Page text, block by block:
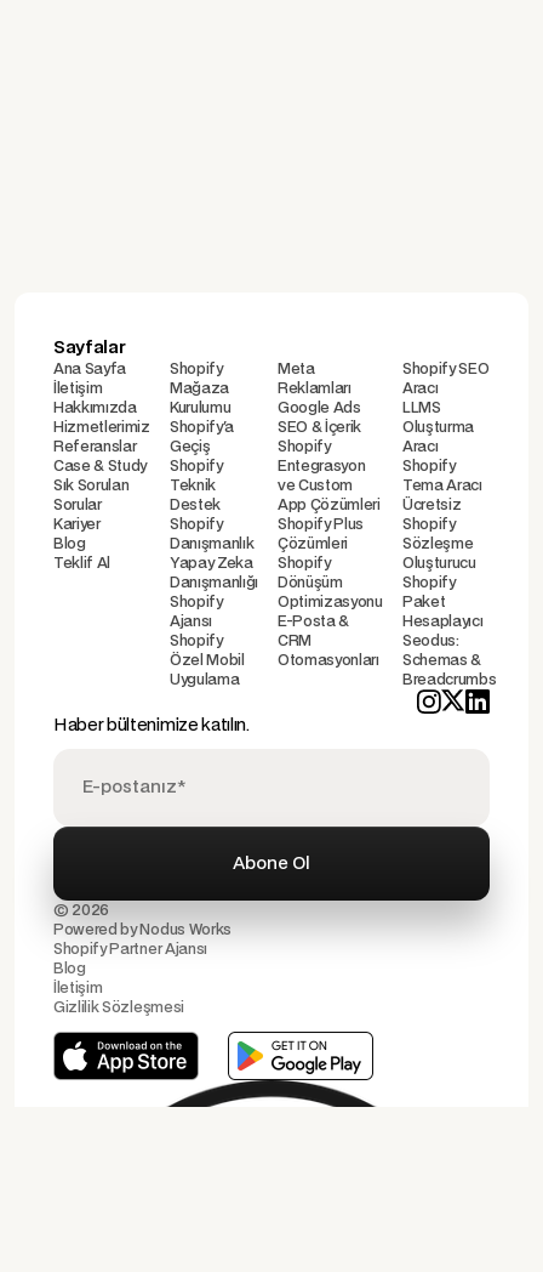
Sayfalar
Ana Sayfa
İletişim
Hakkımızda
Hizmetlerimiz
Referanslar
Case & Study
Sık Sorulan
Sorular
Kariyer
Blog
Teklif Al
Shopify
Mağaza
Kurulumu
Shopify'a
Geçiş
Shopify
Teknik
Destek
Shopify
Danışmanlık
Yapay Zeka
Danışmanlığı
Shopify
Ajansı
Shopify
Özel Mobil
Uygulama
Meta
Reklamları
Google Ads
SEO & İçerik
Shopify
Entegrasyon
ve Custom
App Çözümleri
Shopify Plus
Çözümleri
Shopify
Dönüşüm
Optimizasyonu
E-Posta &
CRM
Otomasyonları
Shopify SEO
Aracı
LLMS
Oluşturma
Aracı
Shopify
Tema Aracı
Ücretsiz
Shopify
Sözleşme
Oluşturucu
Shopify
Paket
Hesaplayıcı
Seodus:
Schemas &
Breadcrumbs
Haber bültenimize katılın.
© 2026
Powered by Nodus Works
Shopify Partner Ajansı
Blog
İletişim
Gizlilik Sözleşmesi